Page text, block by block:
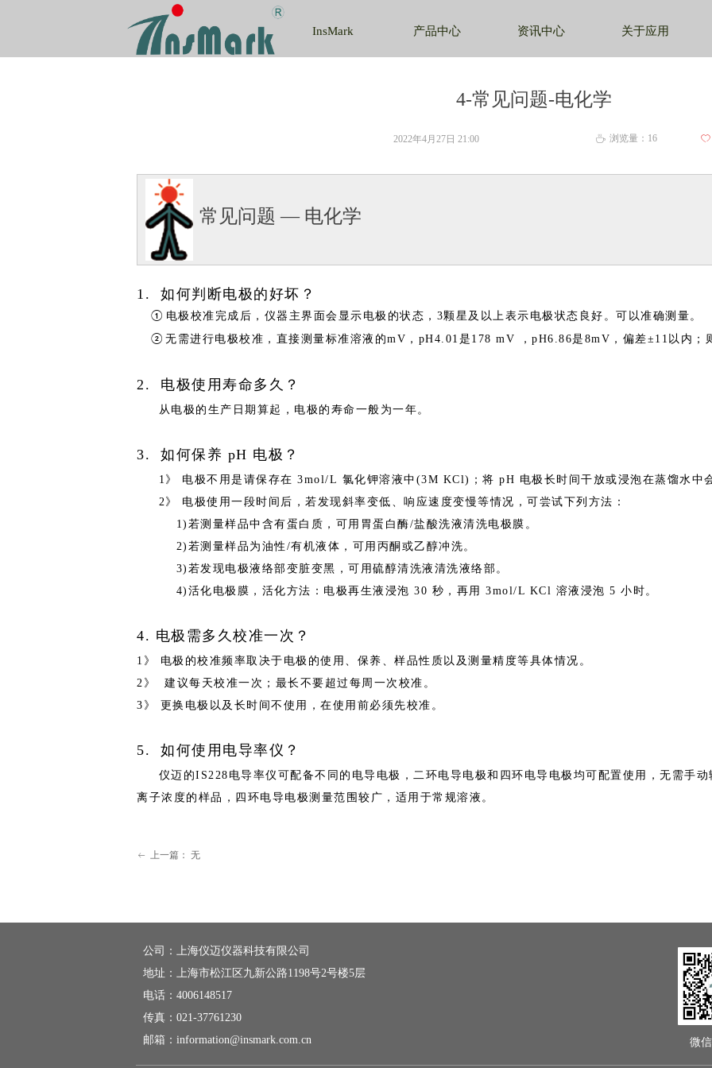
InsMark 产品中心 资讯中心 关于应用
4-常见问题-电化学
常见问题 — 电化学
1. 如何判断电极的好坏？
① 电极校准完成后，仪器主界面会显示电极的状态 ， 3颗星及以上表示电极状态良好。可以准确测量。
②无需进行电极校准，直接测量标准溶液 的mV ， pH4.01 是 178 mV ，pH6.86是 8mV ，偏 差±1 1 以内；
2. 电极使用寿命多久？
从电极的生产日期算起，电极的寿命一般为一年。
3. 如何保 养 pH 电极？
1》 电极不用是请保存在 3mol/L 氯化钾溶液中 (3M KCl) ； 将 pH 电极长时间干放或浸泡在蒸馏水中
2》 电极使用一段时间后，若发现斜率变低、响应速度变慢等情况，可尝试下列方法 ：
1) 若测量样品中含有蛋白质，可用胃蛋白 酶/盐酸洗液清洗电极膜 。
2) 若测量样品为油性 /有机液体，可用丙酮或乙醇冲洗。
3) 若发现电极液络部变脏变黑，可用硫醇清洗液清洗液络部。
4) 活化电极膜，活化方法：电极再生液浸泡 30 秒，再用 3mol/L KCl 溶液浸泡 5 小时。
4. 电极需多久校准一次？
1》 电极的校准频率取决于电极的使用、保养、样品性质以及测量精度等具体情况 。
2》
建议每天校准一次；最长不要超过每周一次校准 。
3》 更换电极以及长时间不使用，在使用前必须先校准。
5. 如何使用电导率仪？
仪迈 的IS228 电导率仪可配备不同的电导电极，二环电导电极和四环电导电极均可配置使用，无需手
离子浓度的样品，四环电导电极测量范围较广，适用于常规溶液。
2022年4月27日 21:00 ꄘ 浏览量： 16 ꄀ
ꂃ 上一篇： 无
微
公司： 上海仪迈仪器科技有限公司
地址： 上海市松江区九新公路1198号2号楼5层
电话： 4006148517
传真： 021-37761230
邮箱： information@insmark.com.cn